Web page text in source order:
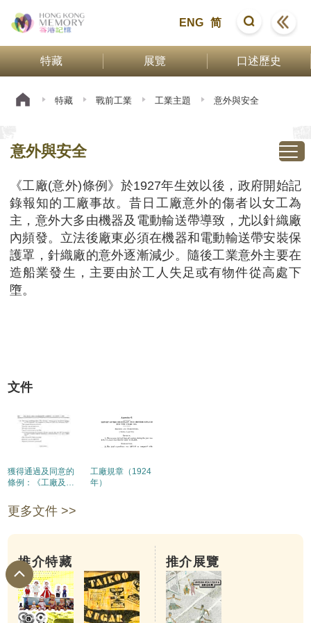
ENG 简
特藏 展覽 口述歷史
特藏 戰前工業 工業主題 意外與安全
意外與安全
《工廠(意外)條例》於1927年生效以後，政府開始記
錄報知的工廠事故。昔日工廠意外的傷者以女工為
主，意外大多由機器及電動輸送帶導致，尤以針織廠
內頻發。立法後廠東必須在機器和電動輸送帶安裝保
護罩，針織廠的意外逐漸減少。隨後工業意外主要在
造船業發生，主要由於工人失足或有物件從高處下
墮。
文件
獲得通過及同意的
條例：《工廠及工
18號)
工廠規章（1924
年）
更多文件 >>
推介特藏 推介展覽